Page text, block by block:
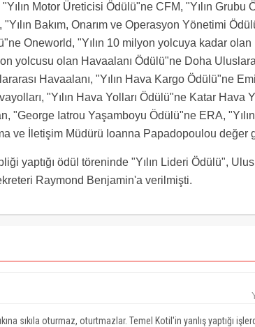
Motor Üreticisi Ödülü"ne CFM, "Yılın Grubu
Bakım, Onarım ve Operasyon Yönetimi
Oneworld, "Yılın 10 milyon yolcuya kadar
yolcusu olan Havaalanı Ödülü"ne Doha
Havaalanı, "Yılın Hava Kargo Ödülü"ne
"Yılın Hava Yolları Ödülü"ne Katar Hava
"George Iatrou Yaşamboyu Ödülü"ne ERA,
ve İletişim Müdürü Ioanna Papadopoulou değer
yaptığı ödül töreninde "Yılın Lideri Ödülü",
Raymond Benjamin'a verilmişti.
sıkıla oturmaz, oturtmazlar. Temel Kotil'in yanlış yaptığı